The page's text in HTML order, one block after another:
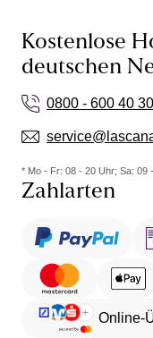
Kostenlose
deutschen
0800 - 600 40 30
* Mo - Fr: 08 - 20 Uhr; Sa: 09
Zahlarten
Online-